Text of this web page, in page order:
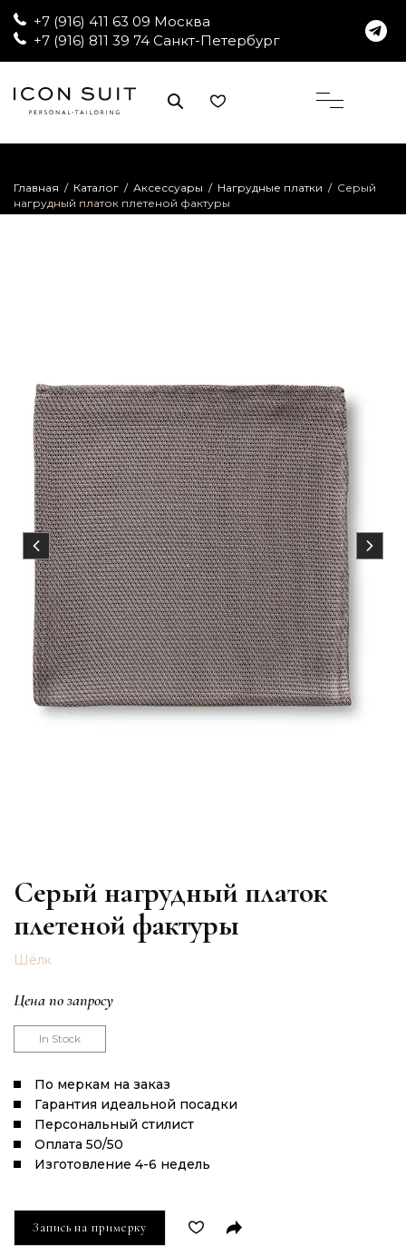
+7 (916) 411 63 09 Москва
+7 (916) 811 39 74 Санкт-Петербург
Главная / Каталог / Аксессуары / Нагрудные платки / Серый
нагрудный платок плетеной фактуры
Серый нагрудный платок
плетеной фактуры
Шёлк
Цена по запросу
In Stock
По меркам на заказ
Гарантия идеальной посадки
Персональный стилист
Оплата 50/50
Изготовление 4-6 недель
Запись на примерку